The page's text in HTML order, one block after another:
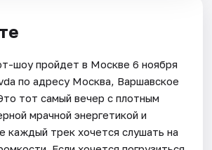
шоу пройдет в Москве 6 ноября
по адресу Москва, Варшавское
тот самый вечер с плотным
мрачной энергетикой и
каждый трек хочется слушать на